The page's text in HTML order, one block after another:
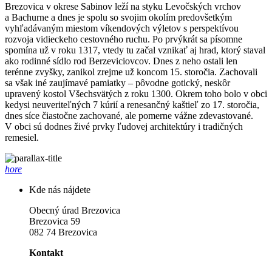
Brezovica v okrese Sabinov leží na styku Levočských vrchov
a Bachurne a dnes je spolu so svojim okolím predovšetkým
vyhľadávaným miestom víkendových výletov s perspektívou
rozvoja vidieckeho cestovného ruchu. Po prvýkrát sa písomne
spomína už v roku 1317, vtedy tu začal vznikať aj hrad, ktorý staval
ako rodinné sídlo rod Berzeviciovcov. Dnes z neho ostali len
terénne zvyšky, zanikol zrejme už koncom 15. storočia. Zachovali
sa však iné zaujímavé pamiatky – pôvodne gotický, neskôr
upravený kostol Všechsvätých z roku 1300. Okrem toho bolo v obci
kedysi neuveriteľných 7 kúrií a renesančný kaštieľ zo 17. storočia,
dnes síce čiastočne zachované, ale pomerne vážne zdevastované.
V obci sú dodnes živé prvky ľudovej architektúry i tradičných
remesiel.
hore
Kde nás nájdete
Obecný úrad Brezovica
Brezovica 59
082 74 Brezovica
Kontakt